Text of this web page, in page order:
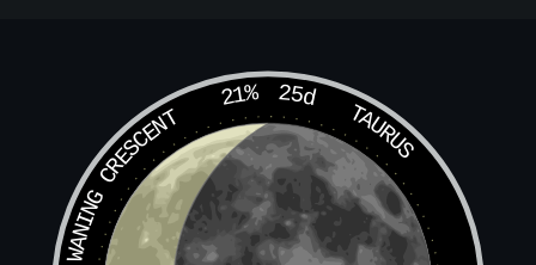
21% 25d
TAURUS
WANING CRESCENT